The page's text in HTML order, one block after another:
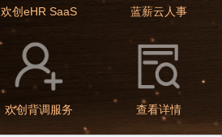
欢创eHR SaaS 蓝薪云人事
欢创背调服务 查看详情